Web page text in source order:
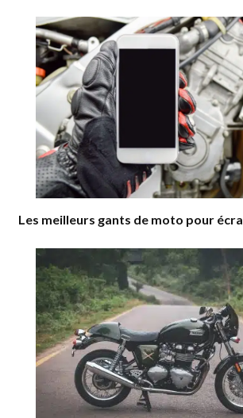
Les meilleurs gants de moto pour